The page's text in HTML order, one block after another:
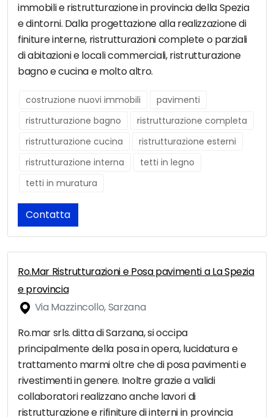
immobili e ristrutturazione in provincia della Spezia
e dintorni. Dalla progettazione alla realizzazione di
finiture interne, ristrutturazioni complete o parziali
di abitazioni e locali commerciali, ristrutturazione
bagno e cucina e molto altro.
costruzione nuovi immobili
pavimenti
ristrutturazione bagno
ristrutturazione completa
ristrutturazione cucina
ristrutturazione esterni
ristrutturazione interna
tetti in legno
tetti in muratura
Contatta
Ro.Mar Ristrutturazioni e Posa pavimenti a La Spezia
e provincia
Via Mazzincollo, Sarzana
Ro.mar srls. ditta di Sarzana, si occipa
principalmente della posa in opera, lucidatura e
trattamento marmi oltre che di posa pavimenti e
rivestimenti in genere. Inoltre grazie a validi
collaboratori realizzano anche lavori di
ristrutturazione e rifiniture di interni in provincia